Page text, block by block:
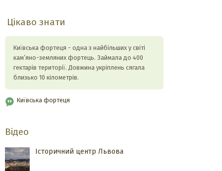
Цікаво знати
Київська фортеця - одна з найбільших у світі
кам’яно-земляних фортець. Займала до 400
гектарів території. Довжина укріплень сягала
близько 10 кілометрів.
Київська фортеця
Відео
Історичний центр Львова